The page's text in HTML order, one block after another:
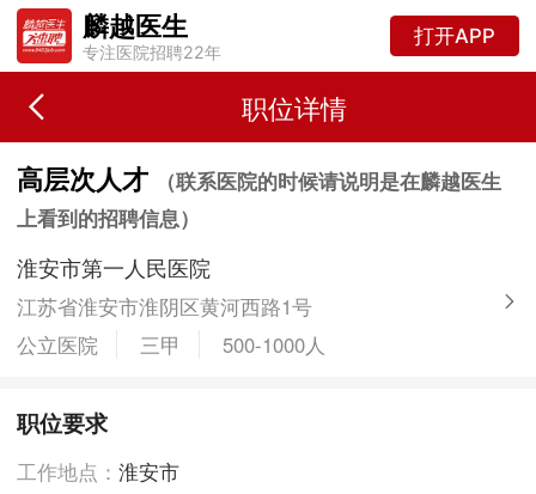
麟越医生
专注医院招聘22年
打开APP
职位详情
高层次人才
（联系医院的时候请说明是在麟越医生
上看到的招聘信息）
淮安市第一人民医院
江苏省淮安市淮阴区黄河西路1号
公立医院
三甲 500-1000人
职位要求
工作地点：淮安市